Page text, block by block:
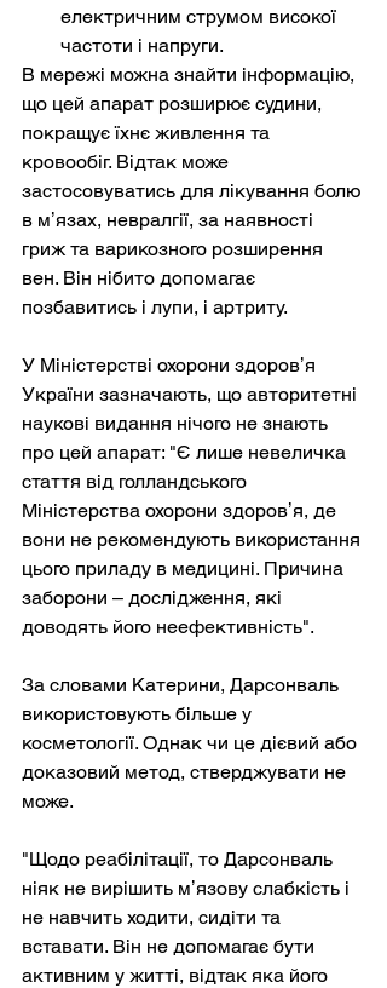
електричним струмом високої
частоти і напруги.
В мережі можна знайти інформацію,
що цей апарат розширює судини,
покращує їхнє живлення та
кровообіг. Відтак може
застосовуватись для лікування болю
в мʼязах, невралгії, за наявності
гриж та варикозного розширення
вен. Він нібито допомагає
позбавитись і лупи, і артриту.
У Міністерстві охорони здоровʼя
України зазначають, що авторитетні
наукові видання нічого не знають
про цей апарат: "Є лише невеличка
стаття від голландського
Міністерства охорони здоровʼя, де
вони не рекомендують використання
цього приладу в медицині. Причина
заборони – дослідження, які
доводять його неефективність".
За словами Катерини, Дарсонваль
використовують більше у
косметології. Однак чи це дієвий або
доказовий метод, стверджувати не
може.
"Щодо реабілітації, то Дарсонваль
ніяк не вирішить мʼязову слабкість і
не навчить ходити, сидіти та
вставати. Він не допомагає бути
активним у житті, відтак яка його